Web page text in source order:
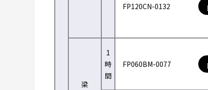
FP120CN-0132
梁
1
時
間
FP060BM-0077